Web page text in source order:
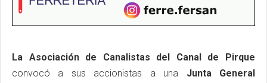
La Asociación de Canalistas del Canal de Pirque
convocó a sus accionistas a una Junta General